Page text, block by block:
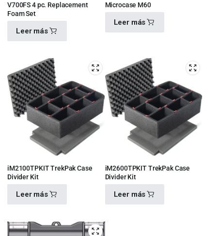
V700FS 4 pc. Replacement
Foam Set
Leer más
Microcase M60
Leer más
iM2100TPKIT TrekPak Case
Divider Kit
Leer más
$ 2,090.00
iM2600TPKIT TrekPak Case
Divider Kit
Leer más
$